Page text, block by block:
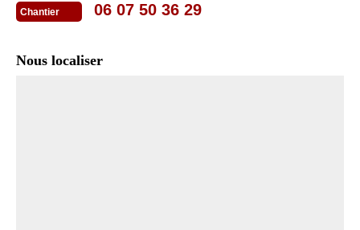
Chantier 06 07 50 36 29
Nous localiser